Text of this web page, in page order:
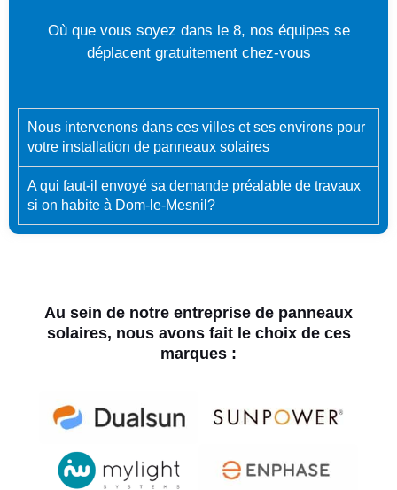
Où que vous soyez dans le 8, nos équipes se
déplacent gratuitement chez-vous
Nous intervenons dans ces villes et ses environs pour
votre installation de panneaux solaires
A qui faut-il envoyé sa demande préalable de travaux
si on habite à Dom-le-Mesnil?
Au sein de notre entreprise de panneaux
solaires, nous avons fait le choix de ces
marques :